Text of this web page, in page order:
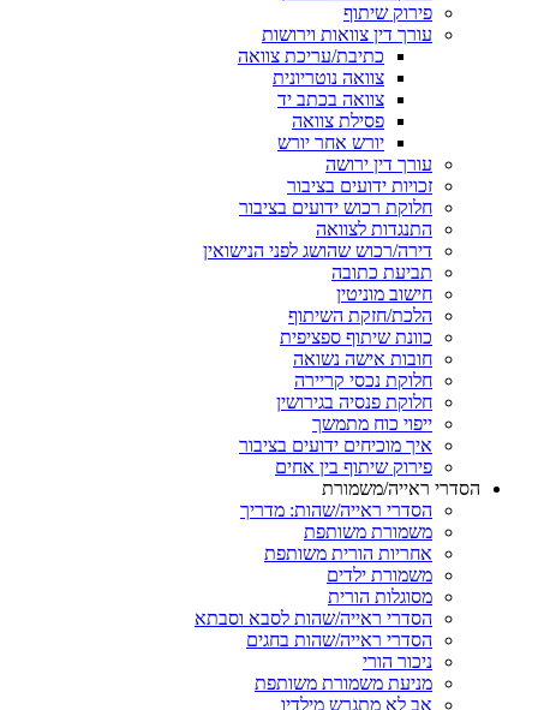
פירוק שיתוף
עורך דין צוואות וירושות
כתיבת/עריכת צוואה
צוואה נוטריונית
צוואה בכתב יד
פסילת צוואה
יורש אחר יורש
עורך דין ירושה
זכויות ידועים בציבור
חלוקת רכוש ידועים בציבור
התנגדות לצוואה
דירה/רכוש שהושג לפני הנישואין
תביעת כתובה
חישוב מוניטין
הלכת/חזקת השיתוף
כוונת שיתוף ספציפית
חובות אישה נשואה
חלוקת נכסי קריירה
חלוקת פנסיה בגירושין
ייפוי כוח מתמשך
איך מוכיחים ידועים בציבור
פירוק שיתוף בין אחים
ראייה/משמורת
הסדרי ראייה/שהות: מדריך
משמורת משותפת
אחריות הורית משותפת
משמורת ילדים
מסוגלות הורית
הסדרי ראייה/שהות לסבא וסבתא
הסדרי ראייה/שהות בחגים
ניכור הורי
מניעת משמורת משותפת
אב לא מתגרש מילדיו